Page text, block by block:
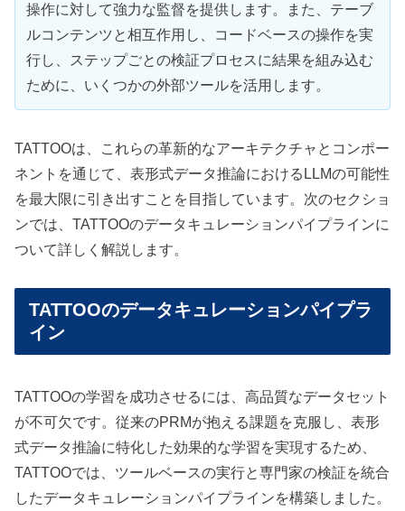
操作に対して強力な監督を提供します。また、テーブ
ルコンテンツと相互作用し、コードベースの操作を実
行し、ステップごとの検証プロセスに結果を組み込む
ために、いくつかの外部ツールを活用します。
TATTOOは、これらの革新的なアーキテクチャとコンポー
ネントを通じて、表形式データ推論におけるLLMの可能性
を最大限に引き出すことを目指しています。次のセクショ
ンでは、TATTOOのデータキュレーションパイプラインに
ついて詳しく解説します。
TATTOOのデータキュレーションパイプラ
イン
TATTOOの学習を成功させるには、高品質なデータセット
が不可欠です。従来のPRMが抱える課題を克服し、表形
式データ推論に特化した効果的な学習を実現するため、
TATTOOでは、ツールベースの実行と専門家の検証を統合
したデータキュレーションパイプラインを構築しました。